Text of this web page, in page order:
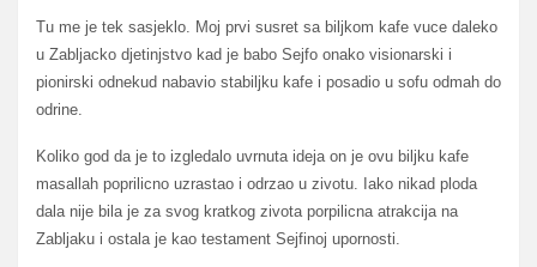
Tu me je tek sasjeklo. Moj prvi susret sa biljkom kafe vuce daleko
u Zabljacko djetinjstvo kad je babo Sejfo onako visionarski i
pionirski odnekud nabavio stabiljku kafe i posadio u sofu odmah do
odrine.
Koliko god da je to izgledalo uvrnuta ideja on je ovu biljku kafe
masallah poprilicno uzrastao i odrzao u zivotu. Iako nikad ploda
dala nije bila je za svog kratkog zivota porpilicna atrakcija na
Zabljaku i ostala je kao testament Sejfinoj upornosti.